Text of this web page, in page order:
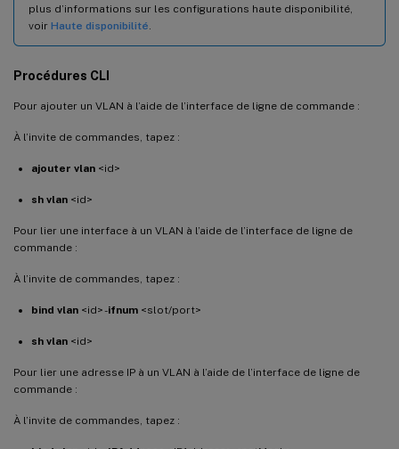
plus d’informations sur les configurations haute disponibilité,
voir Haute disponibilité.
Procédures CLI
Pour ajouter un VLAN à l’aide de l’interface de ligne de commande :
À l’invite de commandes, tapez :
ajouter vlan <id>
sh vlan <id>
Pour lier une interface à un VLAN à l’aide de l’interface de ligne de
commande :
À l’invite de commandes, tapez :
bind vlan <id> -ifnum <slot/port>
sh vlan <id>
Pour lier une adresse IP à un VLAN à l’aide de l’interface de ligne de
commande :
À l’invite de commandes, tapez :